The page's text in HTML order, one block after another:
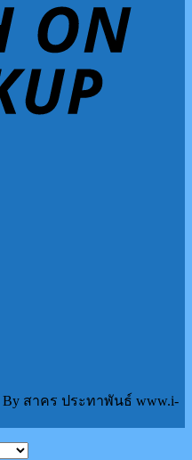
By สาคร ประทาพันธ์ www.i-